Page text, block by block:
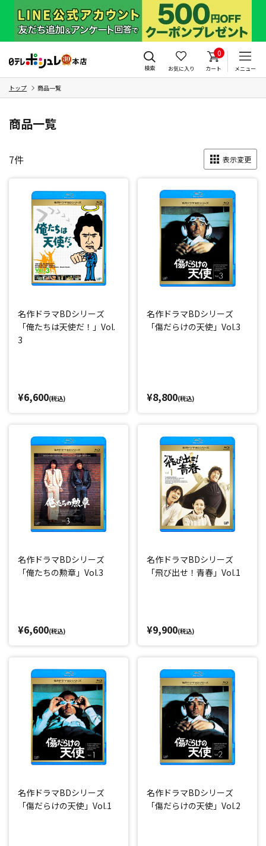
検索 お気に入り
0
カート メニュー
トップ 商品一覧
商品一覧
7件 表示変更
名作ドラマBDシリーズ
「俺たちは天使だ！」Vol.
3
¥6,600(税込)
名作ドラマBDシリーズ
「傷だらけの天使」Vol.3
¥8,800(税込)
名作ドラマBDシリーズ
「俺たちの勲章」Vol.3
¥6,600(税込)
名作ドラマBDシリーズ
「飛び出せ！青春」Vol.1
¥9,900(税込)
名作ドラマBDシリーズ
「傷だらけの天使」Vol.1
名作ドラマBDシリーズ
「傷だらけの天使」Vol.2